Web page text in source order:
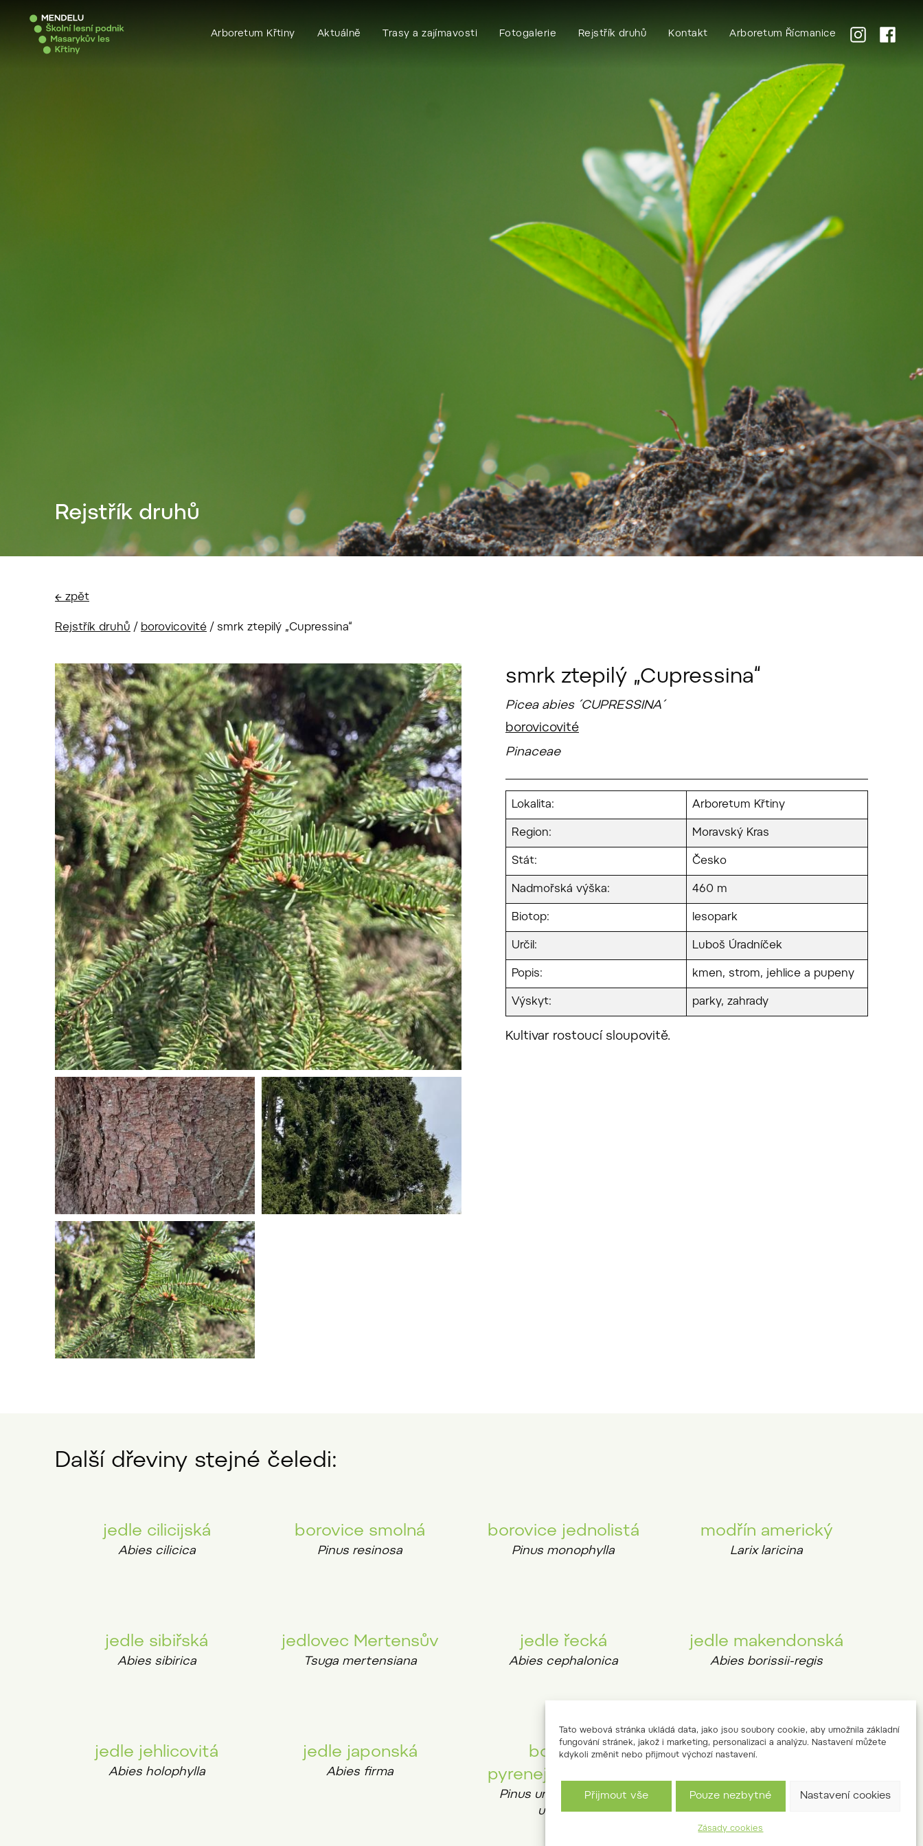
Tato webová stránka ukládá data, jako jsou soubory cookie, aby umožnila základní
fungování stránek, jakož i marketing, personalizaci a analýzu. Nastavení můžete
kdykoli změnit nebo přijmout výchozí nastavení.
Přijmout vše Pouze nezbytné Nastavení cookies
Zásady cookies
Arboretum Křtiny Aktuálně Trasy a zajímavosti Fotogalerie Rejstřík druhů Kontakt Arboretum Řícmanice
Rejstřík druhů
← zpět
Rejstřík druhů / borovicovité / smrk ztepilý „Cupressina“
smrk ztepilý „Cupressina“
Picea abies ´CUPRESSINA´
borovicovité
Pinaceae
Lokalita: Arboretum Křtiny
Region: Moravský Kras
Stát: Česko
Nadmořská výška: 460 m
Biotop: lesopark
Určil: Luboš Úradníček
Popis: kmen, strom, jehlice a pupeny
Výskyt: parky, zahrady
Kultivar rostoucí sloupovitě.
Další dřeviny stejné čeledi:
jedle cilicijská
Abies cilicica
borovice smolná
Pinus resinosa
borovice jednolistá
Pinus monophylla
modřín americký
Larix laricina
jedle sibiřská
Abies sibirica
jedlovec Mertensův
Tsuga mertensiana
jedle řecká
Abies cephalonica
jedle makendonská
Abies borissii-regis
jedle jehlicovitá
Abies holophylla
jedle japonská
Abies firma
borovice
pyrenejská bažinná
Pinus uncinata subsp.
uliginosa
borovice hedvábná